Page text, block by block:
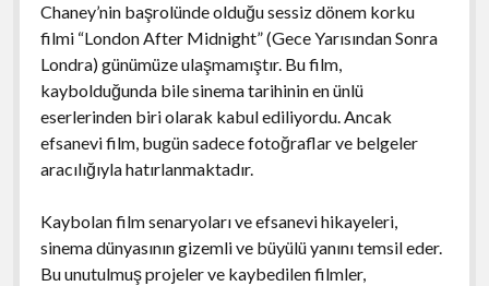
Chaney’nin başrolünde olduğu sessiz dönem korku
filmi “London After Midnight” (Gece Yarısından Sonra
Londra) günümüze ulaşmamıştır. Bu film,
kaybolduğunda bile sinema tarihinin en ünlü
eserlerinden biri olarak kabul ediliyordu. Ancak
efsanevi film, bugün sadece fotoğraflar ve belgeler
aracılığıyla hatırlanmaktadır.
Kaybolan film senaryoları ve efsanevi hikayeleri,
sinema dünyasının gizemli ve büyülü yanını temsil eder.
Bu unutulmuş projeler ve kaybedilen filmler,